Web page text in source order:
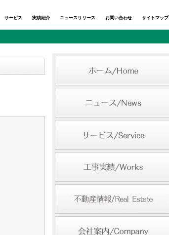
サービス 実績紹介 ニュースリリース お問い合わせ サイトマップ